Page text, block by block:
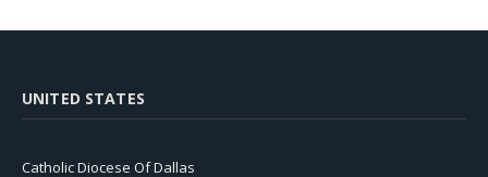
UNITED STATES
Catholic Diocese Of Dallas